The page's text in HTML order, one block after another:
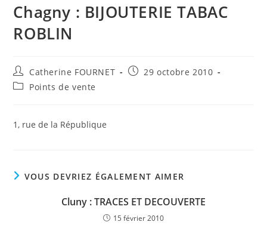
Chagny : BIJOUTERIE TABAC
ROBLIN
Catherine FOURNET
29 octobre 2010
Points de vente
1, rue de la République
VOUS DEVRIEZ ÉGALEMENT AIMER
Cluny : TRACES ET DECOUVERTE
15 février 2010